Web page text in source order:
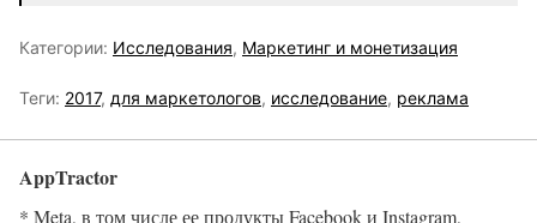
Категории: Исследования, Маркетинг и монетизация
Теги: 2017, для маркетологов, исследование, реклама
AppTractor
* Meta, в том числе ее продукты Facebook и Instagram,